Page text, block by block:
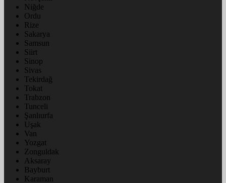
Niğde
Ordu
Rize
Sakarya
Samsun
Siirt
Sinop
Sivas
Tekirdağ
Tokat
Trabzon
Tunceli
Şanlıurfa
Uşak
Van
Yozgat
Zonguldak
Aksaray
Bayburt
Karaman